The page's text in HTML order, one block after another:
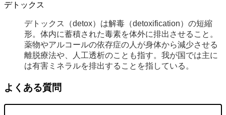
デトックス
デトックス（detox）は解毒（detoxification）の短縮
形。体内に蓄積された毒素を体外に排出させること。
薬物やアルコールの依存症の人が身体から減少させる
離脱療法や、人工透析のことも指す。我が国では主に
は有害ミネラルを排出することを指している。
よくある質問